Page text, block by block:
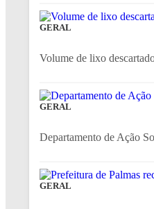
GERAL
Volume de lixo
GERAL
Departamento de Ação
GERAL